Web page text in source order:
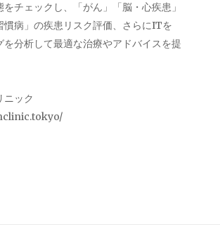
チェックし、「がん」「脳・心疾患」
慣病」の疾患リスク評価、さらにITを
分析して最適な治療やアドバイスを提
ニック